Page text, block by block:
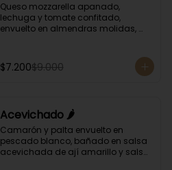
Queso mozzarella apanado,
lechuga y tomate confitado,
envuelto en almendras molidas,
$7.200$9.000
Acevichado 🌶️
Camarón y palta envuelto en
pescado blanco, bañado en salsa
acevichada de ají amarillo y salsa